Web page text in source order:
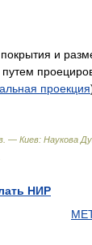
и
проекция
— Киев: Наукова
НИР